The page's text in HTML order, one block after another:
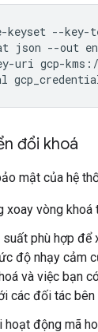
keyset --key-
json --out
uri gcp-
đổi khoá
mật của hệ
xoay vòng
phù hợp để
độ nhạy cảm
và việc bạn
các đối tác bên
hoạt động mã